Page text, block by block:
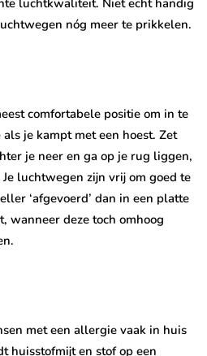
luchtkwaliteit. Niet echt handig
nóg meer te prikkelen.
comfortabele positie om in te
je kampt met een hoest. Zet
je neer en ga op je rug liggen,
luchtwegen zijn vrij om goed te
‘afgevoerd’ dan in een platte
wanneer deze toch omhoog
met een allergie vaak in huis
huisstofmijt en stof op een